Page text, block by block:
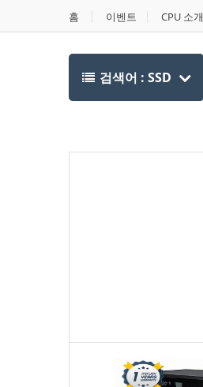
홈 이벤트 CPU 소개
검색어 : SSD